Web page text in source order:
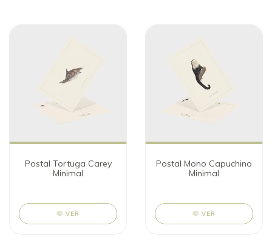
Postal Tortuga Carey
Minimal
VER
Postal Mono Capuchino
Minimal
VER